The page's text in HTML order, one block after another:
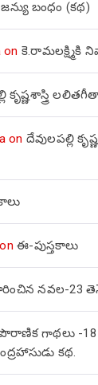
జన్యు బంధం (కథ)
on కె.రామలక్ష్మికి
కృష్ణశాస్త్రి
on దేవులపల్లి
onఈ-పుస్తకాలు
నవల-23
గాథలు -18
కథ.